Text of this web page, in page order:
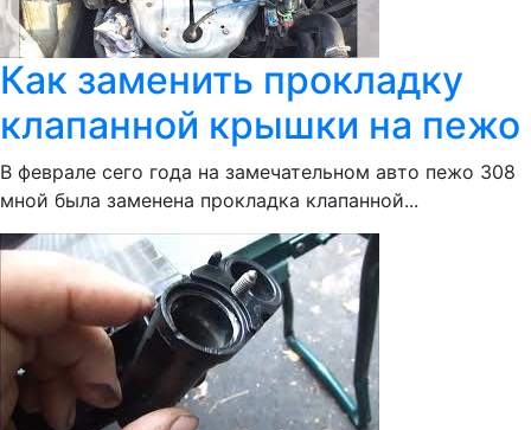
Как заменить прокладку
клапанной крышки на пежо
В феврале сего года на замечательном авто пежо 308
мной была заменена прокладка клапанной...